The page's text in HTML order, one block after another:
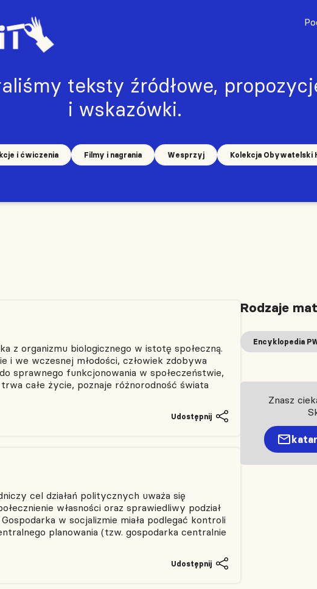
teksty źródłowe,
i wskazówki.
i ćwiczenia Filmy i nagrania Wesprzyj Kolekcja Obywatelski
z organizmu biologicznego w istotę społeczną.
i we wczesnej młodości, człowiek zdobywa
sprawnego funkcjonowania w społeczeństwie,
całe życie, poznaje różnorodność świata
Udostępnij
cel działań politycznych uważa się
własności oraz sprawiedliwy podział
w socjalizmie miała podlegać kontroli
planowania (tzw. gospodarka centralnie
Udostępnij
Rodzaje
Encyklopedia
Znasz